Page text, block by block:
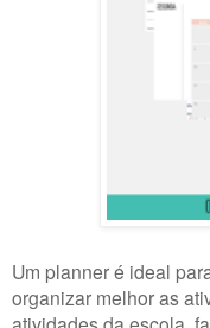
Um planner é ideal
organizar melhor as